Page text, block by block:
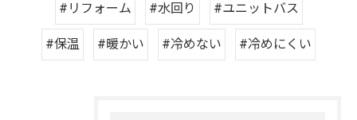
#リフォーム #水回り #ユニットバス
#保温 #暖かい #冷めない #冷めにくい